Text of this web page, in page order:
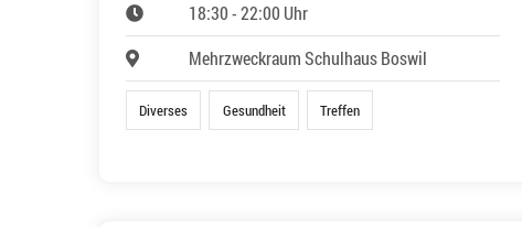
18:30 - 22:00 Uhr
Mehrzweckraum Schulhaus Boswil
Diverses Gesundheit Treffen